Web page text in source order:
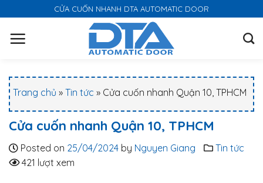
k
CỬA CUỐN NHANH DTA AUTOMATIC DOOR
Trang chủ » Tin tức » Cửa cuốn nhanh Quận 10, TPHCM
Cửa cuốn nhanh Quận 10, TPHCM
Posted on 25/04/2024 by Nguyen Giang
Tin tức
421 lượt xem